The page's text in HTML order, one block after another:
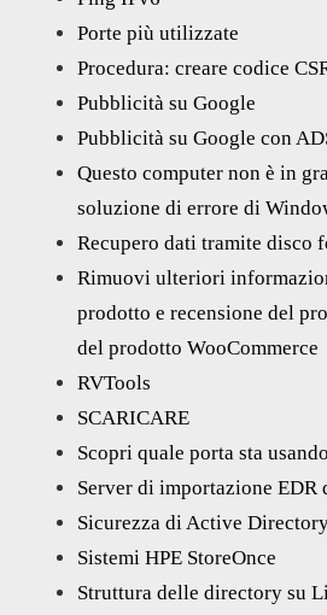
Porte più utilizzate
Procedura: creare codice
Pubblicità su Google
Pubblicità su Google con
Questo computer non è in
soluzione di errore di
Recupero dati tramite disco
Rimuovi ulteriori
prodotto e recensione del
del prodotto WooCommerce
RVTools
SCARICARE
Scopri quale porta sta
Server di importazione
Sicurezza di Active
Sistemi HPE StoreOnce
Struttura delle directory su